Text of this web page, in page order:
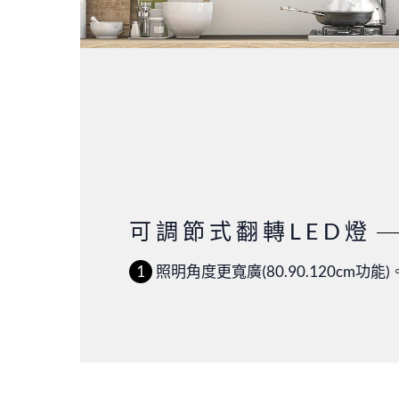
可調節式翻轉LED燈
照明角度更寬廣(80.90.120cm功能)